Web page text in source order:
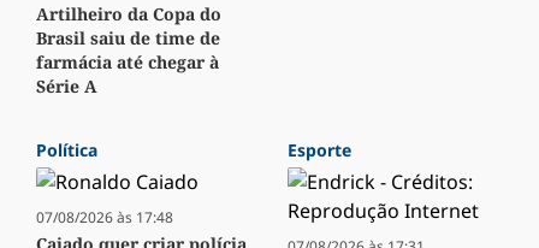
Artilheiro da Copa do
Brasil saiu de time de
farmácia até chegar à
Série A
Política
07/08/2026 às 17:48
Esporte